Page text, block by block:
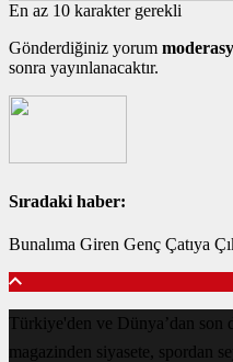
En az 10 karakter gerekli
Gönderdiğiniz yorum
sonra yayınlanacaktır.
Sıradaki haber:
Bunalıma Giren Genç Çatıya
Türkiye'den ve Dünya’dan son
magazinden siyasete, spordan